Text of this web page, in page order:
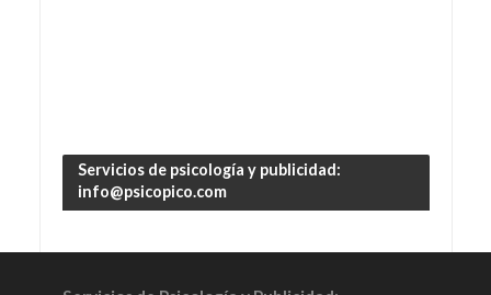
Servicios de psicología y publicidad:
info@psicopico.com